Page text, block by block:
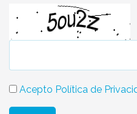
Acepto Política de